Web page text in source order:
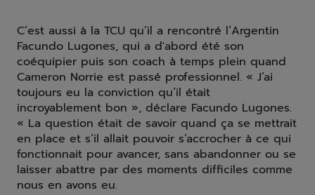
C’est aussi à la TCU qu’il a rencontré l’Argentin
Facundo Lugones, qui a d'abord été son
coéquipier puis son coach à temps plein quand
Cameron Norrie est passé professionnel. « J’ai
toujours eu la conviction qu’il était
incroyablement bon », déclare Facundo Lugones.
« La question était de savoir quand ça se mettrait
en place et s’il allait pouvoir s’accrocher à ce qui
fonctionnait pour avancer, sans abandonner ou se
laisser abattre par des moments difficiles comme
nous en avons eu.